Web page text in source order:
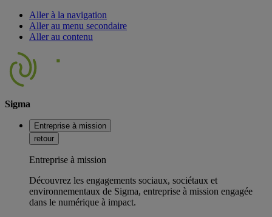
Aller à la navigation
Aller au menu secondaire
Aller au contenu
Sigma
Entreprise à mission
retour
Entreprise à mission
Découvrez les engagements sociaux, sociétaux et
environnementaux de Sigma, entreprise à mission engagée
dans le numérique à impact.